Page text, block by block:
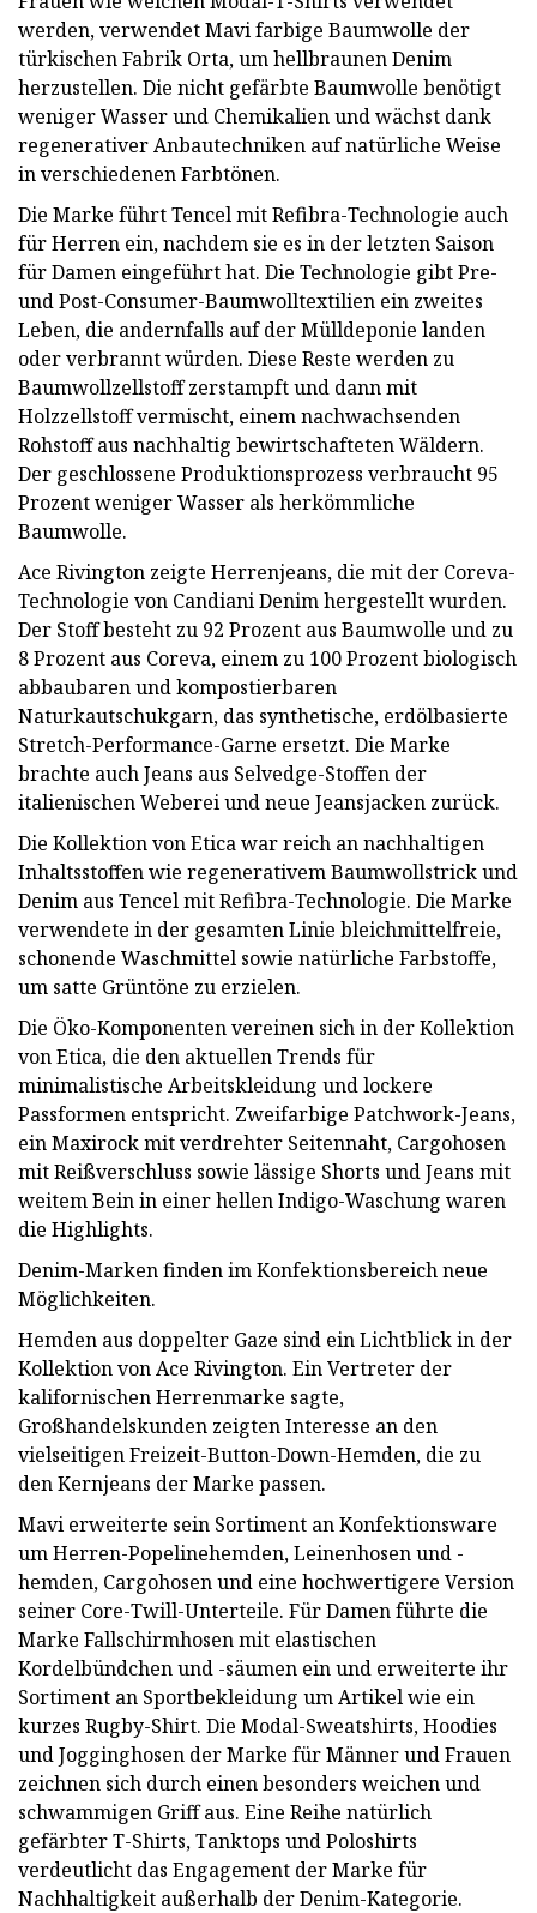
werden, verwendet Mavi farbige Baumwolle der
türkischen Fabrik Orta, um hellbraunen Denim
herzustellen. Die nicht gefärbte Baumwolle benötigt
weniger Wasser und Chemikalien und wächst dank
regenerativer Anbautechniken auf natürliche Weise
in verschiedenen Farbtönen.
Die Marke führt Tencel mit Refibra-Technologie auch
für Herren ein, nachdem sie es in der letzten Saison
für Damen eingeführt hat. Die Technologie gibt Pre-
und Post-Consumer-Baumwolltextilien ein zweites
Leben, die andernfalls auf der Mülldeponie landen
oder verbrannt würden. Diese Reste werden zu
Baumwollzellstoff zerstampft und dann mit
Holzzellstoff vermischt, einem nachwachsenden
Rohstoff aus nachhaltig bewirtschafteten Wäldern.
Der geschlossene Produktionsprozess verbraucht 95
Prozent weniger Wasser als herkömmliche
Baumwolle.
Ace Rivington zeigte Herrenjeans, die mit der Coreva-
Technologie von Candiani Denim hergestellt wurden.
Der Stoff besteht zu 92 Prozent aus Baumwolle und zu
8 Prozent aus Coreva, einem zu 100 Prozent biologisch
abbaubaren und kompostierbaren
Naturkautschukgarn, das synthetische, erdölbasierte
Stretch-Performance-Garne ersetzt. Die Marke
brachte auch Jeans aus Selvedge-Stoffen der
italienischen Weberei und neue Jeansjacken zurück.
Die Kollektion von Etica war reich an nachhaltigen
Inhaltsstoffen wie regenerativem Baumwollstrick und
Denim aus Tencel mit Refibra-Technologie. Die Marke
verwendete in der gesamten Linie bleichmittelfreie,
schonende Waschmittel sowie natürliche Farbstoffe,
um satte Grüntöne zu erzielen.
Die Öko-Komponenten vereinen sich in der Kollektion
von Etica, die den aktuellen Trends für
minimalistische Arbeitskleidung und lockere
Passformen entspricht. Zweifarbige Patchwork-Jeans,
ein Maxirock mit verdrehter Seitennaht, Cargohosen
mit Reißverschluss sowie lässige Shorts und Jeans mit
weitem Bein in einer hellen Indigo-Waschung waren
die Highlights.
Denim-Marken finden im Konfektionsbereich neue
Möglichkeiten.
Hemden aus doppelter Gaze sind ein Lichtblick in der
Kollektion von Ace Rivington. Ein Vertreter der
kalifornischen Herrenmarke sagte,
Großhandelskunden zeigten Interesse an den
vielseitigen Freizeit-Button-Down-Hemden, die zu
den Kernjeans der Marke passen.
Mavi erweiterte sein Sortiment an Konfektionsware
um Herren-Popelinehemden, Leinenhosen und -
hemden, Cargohosen und eine hochwertigere Version
seiner Core-Twill-Unterteile. Für Damen führte die
Marke Fallschirmhosen mit elastischen
Kordelbündchen und -säumen ein und erweiterte ihr
Sortiment an Sportbekleidung um Artikel wie ein
kurzes Rugby-Shirt. Die Modal-Sweatshirts, Hoodies
und Jogginghosen der Marke für Männer und Frauen
zeichnen sich durch einen besonders weichen und
schwammigen Griff aus. Eine Reihe natürlich
gefärbter T-Shirts, Tanktops und Poloshirts
verdeutlicht das Engagement der Marke für
Nachhaltigkeit außerhalb der Denim-Kategorie.